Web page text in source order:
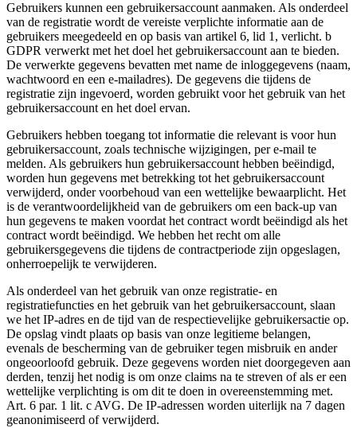
Gebruikers kunnen een gebruikersaccount aanmaken. Als onderdeel
van de registratie wordt de vereiste verplichte informatie aan de
gebruikers meegedeeld en op basis van artikel 6, lid 1, verlicht. b
GDPR verwerkt met het doel het gebruikersaccount aan te bieden.
De verwerkte gegevens bevatten met name de inloggegevens (naam,
wachtwoord en een e-mailadres). De gegevens die tijdens de
registratie zijn ingevoerd, worden gebruikt voor het gebruik van het
gebruikersaccount en het doel ervan.
Gebruikers hebben toegang tot informatie die relevant is voor hun
gebruikersaccount, zoals technische wijzigingen, per e-mail te
melden. Als gebruikers hun gebruikersaccount hebben beëindigd,
worden hun gegevens met betrekking tot het gebruikersaccount
verwijderd, onder voorbehoud van een wettelijke bewaarplicht. Het
is de verantwoordelijkheid van de gebruikers om een ​​back-up van
hun gegevens te maken voordat het contract wordt beëindigd als het
contract wordt beëindigd. We hebben het recht om alle
gebruikersgegevens die tijdens de contractperiode zijn opgeslagen,
onherroepelijk te verwijderen.
Als onderdeel van het gebruik van onze registratie- en
registratiefuncties en het gebruik van het gebruikersaccount, slaan
we het IP-adres en de tijd van de respectievelijke gebruikersactie op.
De opslag vindt plaats op basis van onze legitieme belangen,
evenals de bescherming van de gebruiker tegen misbruik en ander
ongeoorloofd gebruik. Deze gegevens worden niet doorgegeven aan
derden, tenzij het nodig is om onze claims na te streven of als er een
wettelijke verplichting is om dit te doen in overeenstemming met.
Art. 6 par. 1 lit. c AVG. De IP-adressen worden uiterlijk na 7 dagen
geanonimiseerd of verwijderd.